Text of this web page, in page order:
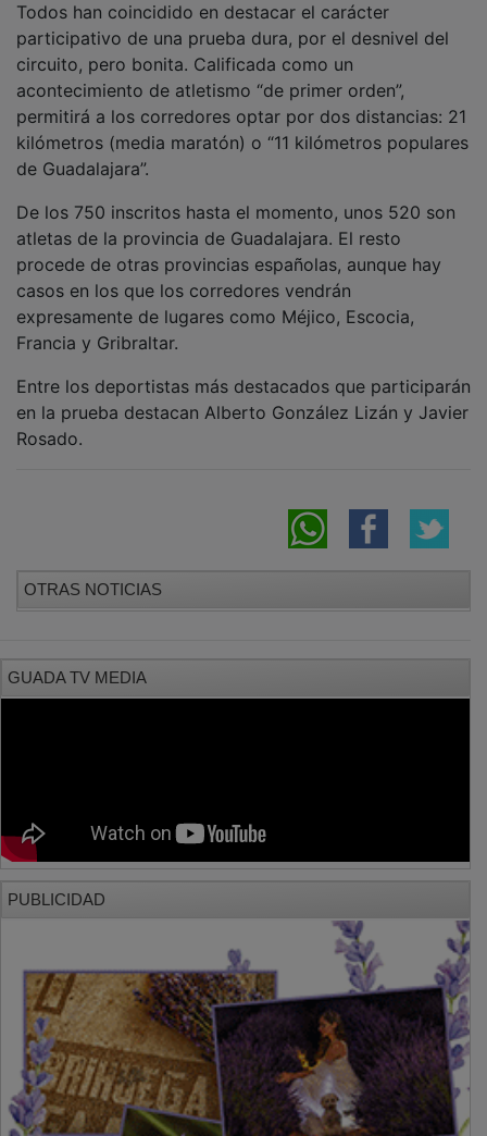
Todos han coincidido en destacar el carácter
participativo de una prueba dura, por el desnivel del
circuito, pero bonita. Calificada como un
acontecimiento de atletismo “de primer orden”,
permitirá a los corredores optar por dos distancias: 21
kilómetros (media maratón) o “11 kilómetros populares
de Guadalajara”.
De los 750 inscritos hasta el momento, unos 520 son
atletas de la provincia de Guadalajara. El resto
procede de otras provincias españolas, aunque hay
casos en los que los corredores vendrán
expresamente de lugares como Méjico, Escocia,
Francia y Gribraltar.
Entre los deportistas más destacados que participarán
en la prueba destacan Alberto González Lizán y Javier
Rosado.
OTRAS NOTICIAS
GUADA TV MEDIA
PUBLICIDAD